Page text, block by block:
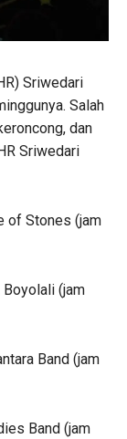
Sriwedari
Salah
dan
Sriwedari
of Stones (jam
Boyolali (jam
Band (jam
Band (jam